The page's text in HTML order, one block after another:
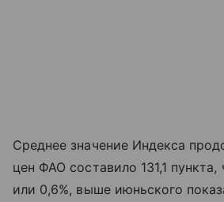
Среднее значение Индекса
цен ФАО составило 131,1 пункта,
или 0,6%, выше июньского